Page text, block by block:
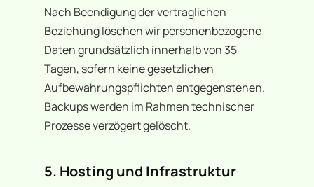
Nach Beendigung der vertraglichen
Beziehung löschen wir personenbezogene
Daten grundsätzlich innerhalb von 35
Tagen, sofern keine gesetzlichen
Aufbewahrungspflichten entgegenstehen.
Backups werden im Rahmen technischer
Prozesse verzögert gelöscht.
5. Hosting und Infrastruktur